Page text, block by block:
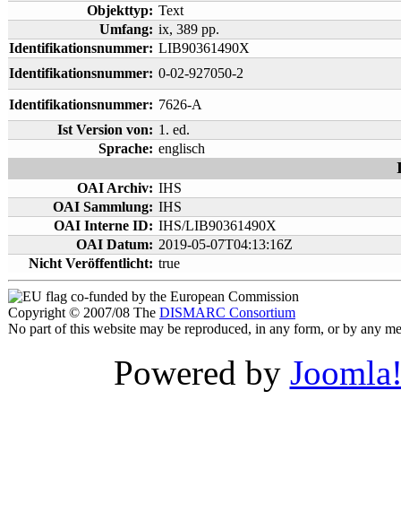
Objekttyp: Text
Umfang: ix, 389 pp.
Identifikationsnummer: LIB90361490X
Identifikationsnummer: 0-02-927050-2
Identifikationsnummer: 7626-A
Ist Version von: 1. ed.
Sprache: englisch
OAI Archiv: IHS
OAI Sammlung: IHS
OAI Interne ID: IHS/LIB90361490X
OAI Datum: 2019-05-07T04:13:16Z
Nicht Veröffentlicht: true
co-funded by the European Commission
Copyright © 2007/08 The DISMARC Consortium
No part of this website may be reproduced, in any form, or by any
Powered by